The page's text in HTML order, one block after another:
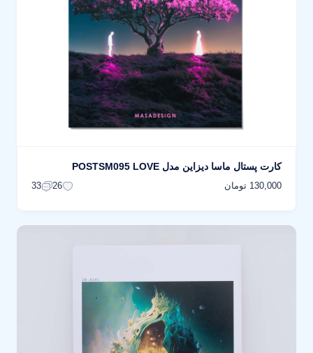
کارت پستال ماسا دیزاین مدل POSTSM095 LOVE
130,000 تومان 26
33